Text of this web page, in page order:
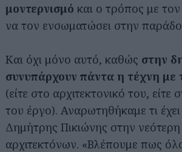
μοντερνισμό και ο τρόπος με
να τον ενσωματώσει στην
Και όχι μόνο αυτό, καθώς στην
συνυπάρχουν πάντα η τέχνη με
(είτε στο αρχιτεκτονικό του, είτε
του έργο). Αναρωτηθήκαμε τι
Δημήτρης Πικιώνης στην νεότερη
αρχιτεκτόνων. «Βλέπουμε πως